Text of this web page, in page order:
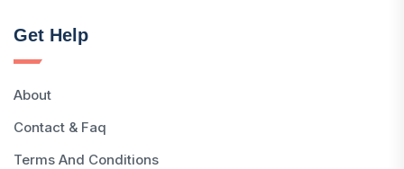
Get Help
About
Contact & Faq
Terms And Conditions